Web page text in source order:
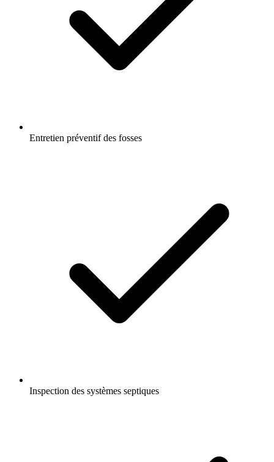
Entretien préventif des fosses
Inspection des systèmes septiques